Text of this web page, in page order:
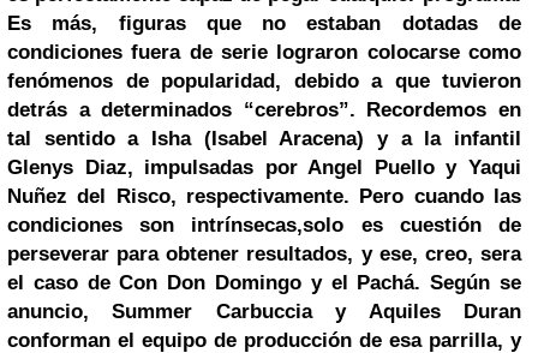
Es más, figuras que no estaban dotadas de
condiciones fuera de serie lograron colocarse como
fenómenos de popularidad, debido a que tuvieron
detrás a determinados “cerebros”. Recordemos en
tal sentido a Isha (Isabel Aracena) y a la infantil
Glenys Diaz, impulsadas por Angel Puello y Yaqui
Nuñez del Risco, respectivamente. Pero cuando las
condiciones son intrínsecas,solo es cuestión de
perseverar para obtener resultados, y ese, creo, sera
el caso de Con Don Domingo y el Pachá. Según se
anuncio, Summer Carbuccia y Aquiles Duran
conforman el equipo de producción de esa parrilla, y